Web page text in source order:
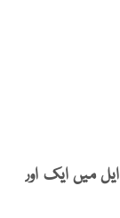
میں ایک اور